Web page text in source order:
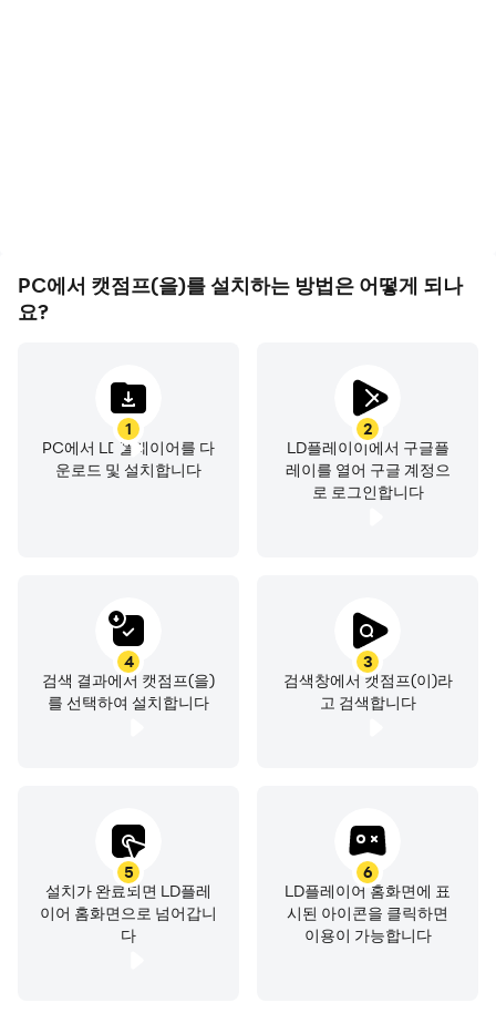
캣점프를
게 모으고, 다양한 레벨을 클리어하면서 게임의 재미를 만끽
PC에서 캣점프(을)를 설치하는 방법은 어떻게 되나
요?
1
PC에서 LD플레이어를 다
운로드 및 설치합니다
2
LD플레이이에서 구글플
레이를 열어 구글 계정으
로 로그인합니다
3
검색창에서 캣점프(이)라
고 검색합니다
4
검색 결과에서 캣점프(을)
를 선택하여 설치합니다
5
설치가 완료되면 LD플레
이어 홈화면으로 넘어갑니
다
6
LD플레이어 홈화면에 표
시된 아이콘을 클릭하면
이용이 가능합니다